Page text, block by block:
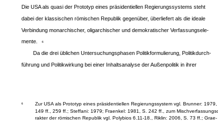
Die USA als quasi der Prototyp eines präsidentiellen Regierungssystems steht
dabei der klassischen römischen Republik gegenüber, überliefert als die ideale
Verbindung monarchischer, oligarchischer und demokratischer Verfassungsele-
mente.
6
Da die drei üblichen Untersuchungsphasen Politikformulierung, Politikdurch-
führung und Politikwirkung bei einer Inhaltsanalyse der Außenpolitik in ihrer
6
Zur USA als Prototyp eines präsidentiellen Regierungssystem vgl. Brunner: 1979,
149 ff., 259 ff.; Steffani: 1979; Fraenkel: 1981, S. 242 ff., zum
rakter der römischen Republik vgl. Polybios 6.11-18., Riklin: 2006, S. 73 ff.; Grae-